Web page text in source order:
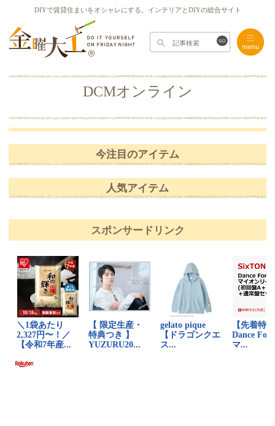
DIYで賃貸住まいをオシャレにする。インテリアとDIYの総合サイト
DCMオンライン
今注目のアイテム
人気アイテム
スポンサードリンク